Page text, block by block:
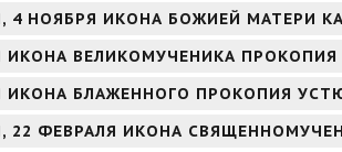
4 НОЯБРЯ ИКОНА БОЖИЕЙ МАТЕРИ
ИКОНА ВЕЛИКОМУЧЕНИКА ПРОКОПИЯ
ИКОНА БЛАЖЕННОГО ПРОКОПИЯ
22 ФЕВРАЛЯ ИКОНА